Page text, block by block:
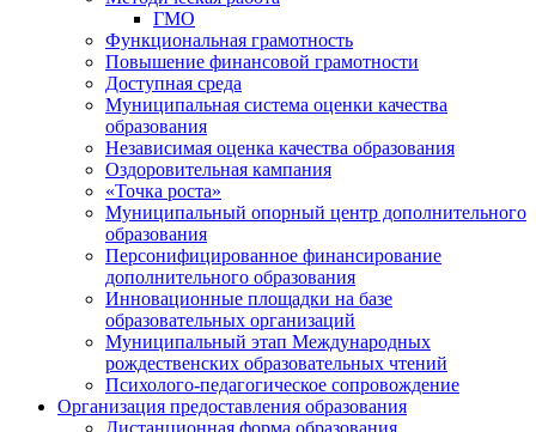
ГМО
Функциональная грамотность
Повышение финансовой грамотности
Доступная среда
Муниципальная система оценки качества
образования
Независимая оценка качества образования
Оздоровительная кампания
«Точка роста»
Муниципальный опорный центр дополнительного
образования
Персонифицированное финансирование
дополнительного образования
Инновационные площадки на базе
образовательных организаций
Муниципальный этап Международных
рождественских образовательных чтений
Психолого-педагогическое сопровождение
Организация предоставления образования